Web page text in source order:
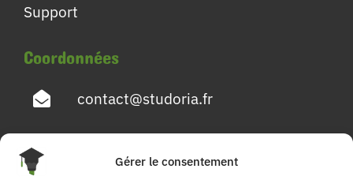
Gérer le consentement
Support
Coordonnées
contact@studoria.fr
4 Rue Georges Pompidou